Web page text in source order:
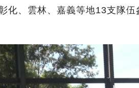
化、雲林、嘉義等地13支隊伍